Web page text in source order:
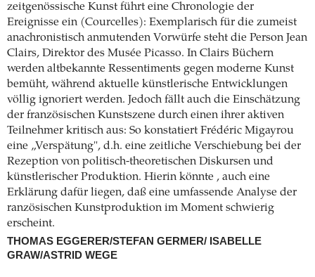
zeitgenössische Kunst führt eine Chronologie der
Ereignisse ein (Courcelles): Exemplarisch für die zumeist
anachronistisch anmutenden Vorwürfe steht die Person Jean
Clairs, Direktor des Musée Picasso. In Clairs Büchern
werden altbekannte Ressentiments gegen moderne Kunst
bemüht, während aktuelle künstlerische Entwicklungen
völlig ignoriert werden. Jedoch fällt auch die Einschätzung
der französischen Kunstszene durch einen ihrer aktiven
Teilnehmer kritisch aus: So konstatiert Frédéric Migayrou
eine „Verspätung", d.h. eine zeitliche Verschiebung bei der
Rezeption von politisch-theoretischen Diskursen und
künstlerischer Produktion. Hierin könnte , auch eine
Erklärung dafür liegen, daß eine umfassende Analyse der
ranzösischen Kunstproduktion im Moment schwierig
erscheint.
THOMAS EGGERER/STEFAN GERMER/ ISABELLE
GRAW/ASTRID WEGE